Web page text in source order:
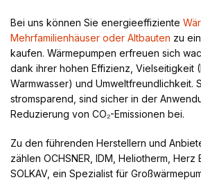
Bei uns können Sie energieeffiziente
Mehrfamilienhäuser oder Altbauten zu
kaufen. Wärmepumpen erfreuen sich
dank ihrer hohen Effizienz, Vielseitigkeit
Warmwasser) und Umweltfreundlichkeit.
stromsparend, sind sicher in der
Reduzierung von CO₂-Emissionen bei.
Zu den führenden Herstellern und
zählen OCHSNER, IDM, Heliotherm,
SOLKAV, ein Spezialist für